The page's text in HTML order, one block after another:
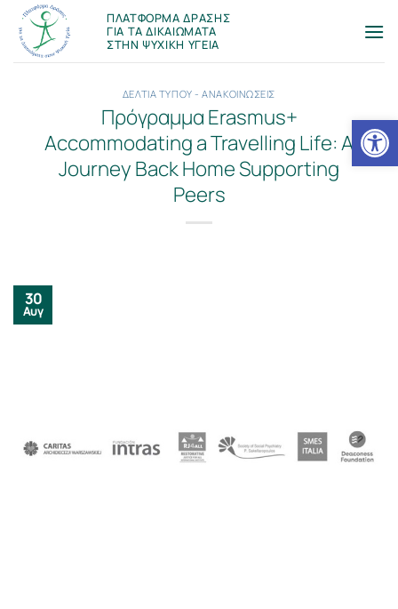
Μετάβαση
στο
περιεχόμενο
ΠΛΑΤΦΟΡΜΑ ΔΡΑΣΗΣ
ΓΙΑ ΤΑ ΔΙΚΑΙΩΜΑΤΑ
ΣΤΗΝ ΨΥΧΙΚΗ ΥΓΕΙΑ
ΔΕΛΤΙΑ ΤΥΠΟΥ - ΑΝΑΚΟΙΝΩΣΕΙΣ
Πρόγραμμα Erasmus+
Accommodating a Travelling Life: A
Journey Back Home Supporting
Peers
30
Αυγ